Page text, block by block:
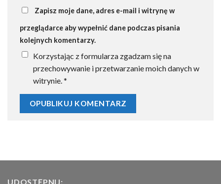
Zapisz moje dane, adres e-mail i witrynę w
przeglądarce aby wypełnić dane podczas pisania
kolejnych komentarzy.
Korzystając z formularza zgadzam się na
przechowywanie i przetwarzanie moich danych w
witrynie.*
UDOSTĘPNIJ: